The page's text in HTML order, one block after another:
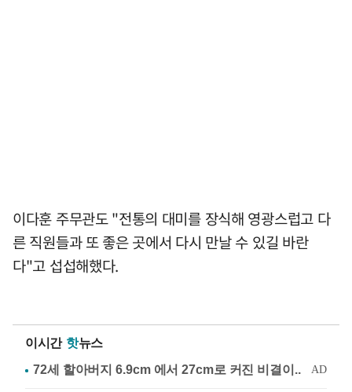
이다훈 주무관도 "전통의 대미를 장식해 영광스럽고 다
른 직원들과 또 좋은 곳에서 다시 만날 수 있길 바란
다"고 섭섭해했다.
이시간 핫뉴스